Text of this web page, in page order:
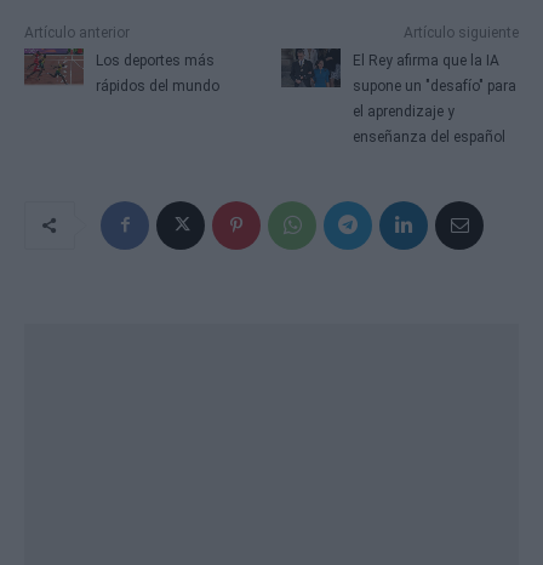
Artículo anterior
Los deportes más
rápidos del mundo
Artículo siguiente
El Rey afirma que la IA
supone un "desafío" para
el aprendizaje y
enseñanza del español